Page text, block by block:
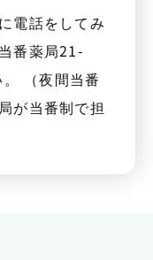
電話をしてみ
番薬局21-
（夜間当番
が当番制で担